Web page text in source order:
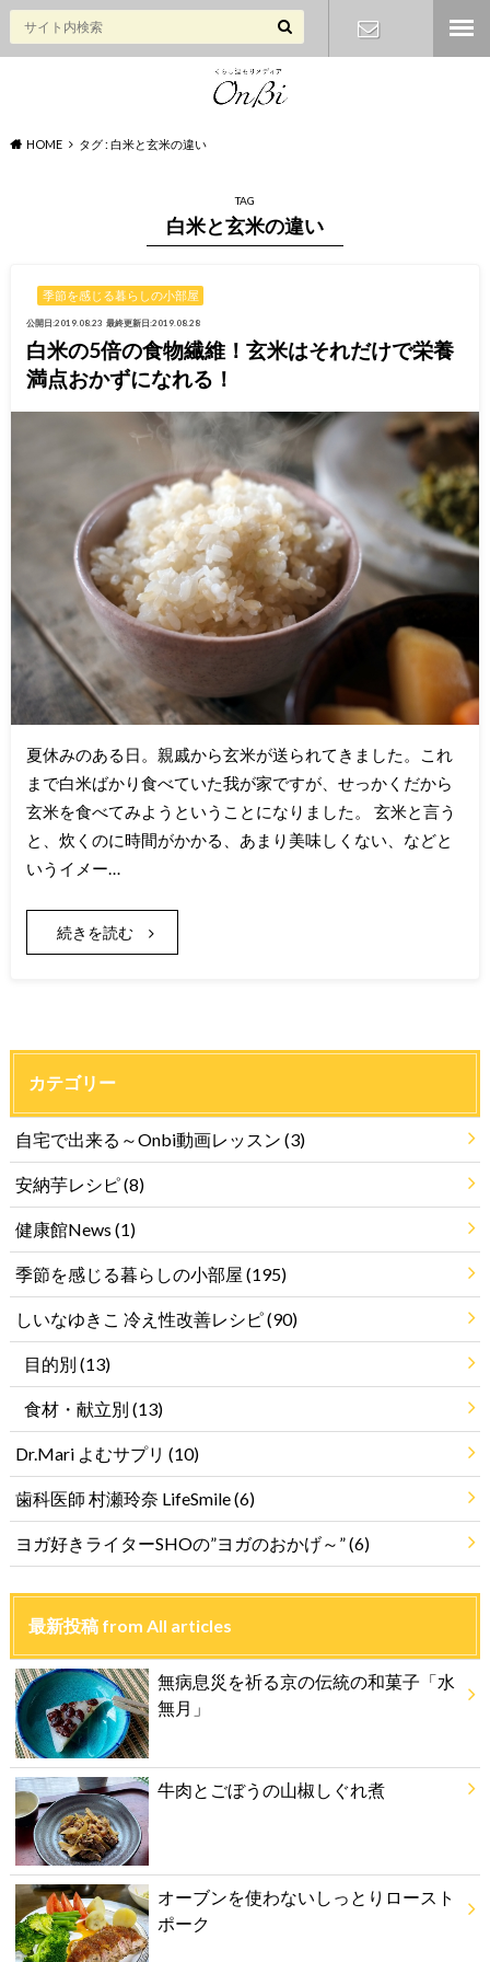
HOME タグ : 白米と玄米の違い
TAG
白米と玄米の違い
季節を感じる暮らしの小部屋
公開日:2019.08.23 最終更新日:2019.08.28
白米の5倍の食物繊維！玄米はそれだけで栄養
満点おかずになれる！
夏休みのある日。親戚から玄米が送られてきました。これ
まで白米ばかり食べていた我が家ですが、せっかくだから
玄米を食べてみようということになりました。 玄米と言う
と、炊くのに時間がかかる、あまり美味しくない、などと
いうイメー…
続きを読む
カテゴリー
自宅で出来る～Onbi動画レッスン (3)
安納芋レシピ(8)
健康館News (1)
季節を感じる暮らしの小部屋 (195)
しいなゆきこ 冷え性改善レシピ(90)
目的別 (13)
食材・献立別 (13)
Dr.Mari よむサプリ (10)
歯科医師 村瀬玲奈 LifeSmile(6)
ヨガ好きライターSHOの”ヨガのおかげ～”(6)
最新投稿 from All articles
無病息災を祈る京の伝統の和菓子「水
無月」
牛肉とごぼうの山椒しぐれ煮
オーブンを使わないしっとりロースト
ポーク